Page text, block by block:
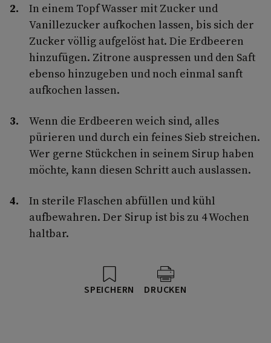
In einem Topf Wasser mit Zucker und
Vanillezucker aufkochen lassen, bis sich der
Zucker völlig aufgelöst hat. Die Erdbeeren
hinzufügen. Zitrone auspressen und den Saft
ebenso hinzugeben und noch einmal sanft
aufkochen lassen.
Wenn die Erdbeeren weich sind, alles
pürieren und durch ein feines Sieb streichen.
Wer gerne Stückchen in seinem Sirup haben
möchte, kann diesen Schritt auch auslassen.
In sterile Flaschen abfüllen und kühl
aufbewahren. Der Sirup ist bis zu 4 Wochen
haltbar.
SPEICHERN DRUCKEN